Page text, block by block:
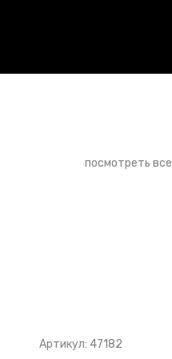
посмотреть все
Артикул: 47182